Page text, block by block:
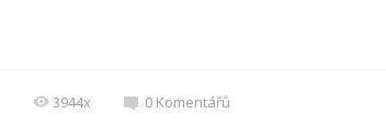
3944x 0 Komentářů